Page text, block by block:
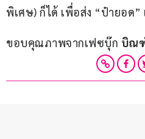
พิเศษ) ก็ได้ เพื่อส่ง “ป๋ายอด
ขอบคุณภาพจากเฟซบุ๊ก บิณ